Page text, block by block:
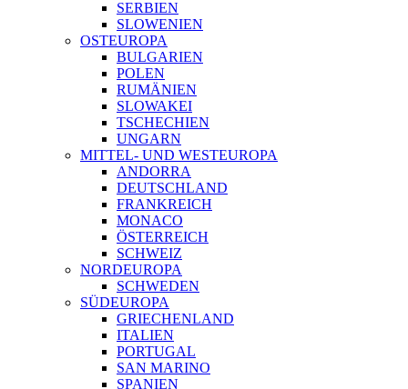
SERBIEN
SLOWENIEN
OSTEUROPA
BULGARIEN
POLEN
RUMÄNIEN
SLOWAKEI
TSCHECHIEN
UNGARN
MITTEL- UND WESTEUROPA
ANDORRA
DEUTSCHLAND
FRANKREICH
MONACO
ÖSTERREICH
SCHWEIZ
NORDEUROPA
SCHWEDEN
SÜDEUROPA
GRIECHENLAND
ITALIEN
PORTUGAL
SAN MARINO
SPANIEN